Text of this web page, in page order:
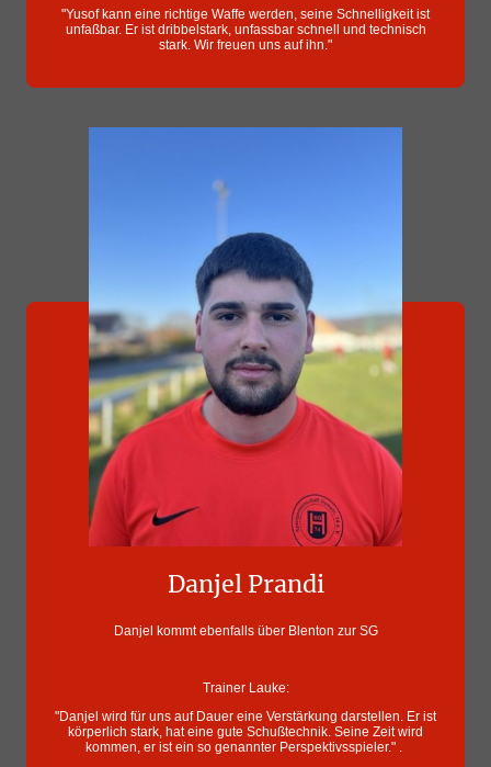
"Yusof kann eine richtige Waffe werden, seine Schnelligkeit ist
unfaßbar. Er ist dribbelstark, unfassbar schnell und technisch
stark. Wir freuen uns auf ihn."
Danjel Prandi
Danjel kommt ebenfalls über Blenton zur SG
Trainer Lauke:
"Danjel wird für uns auf Dauer eine Verstärkung darstellen. Er ist
körperlich stark, hat eine gute Schußtechnik. Seine Zeit wird
kommen, er ist ein so genannter Perspektivsspieler." .